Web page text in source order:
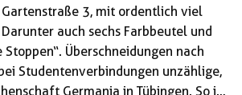
3, mit ordentlich viel
auch sechs Farbbeutel und
Stoppen“. Überschneidungen nach
Studentenverbindungen unzählige,
Germania in Tübingen. So ist